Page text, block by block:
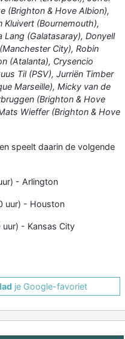
(Brighton & Hove Albion),
Kluivert (Bournemouth),
Lang (Galatasaray), Donyell
City), Robin
(Atalanta), Crysencio
Til (PSV), Jurriën Timber
Marseille), Micky van de
(Brighton & Hove
Wieffer (Brighton & Hove
speelt daarin de volgende
- Arlington
uur) - Houston
- Kansas City
je Google-favoriet